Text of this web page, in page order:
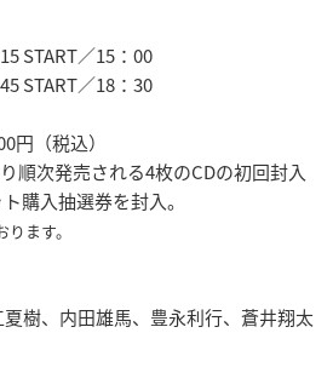
START／15：00
START／18：30
円（税込）
順次発売される4枚のCDの初回封入
購入抽選券を封入。
ます。
樹、内田雄馬、豊永利行、蒼井翔太